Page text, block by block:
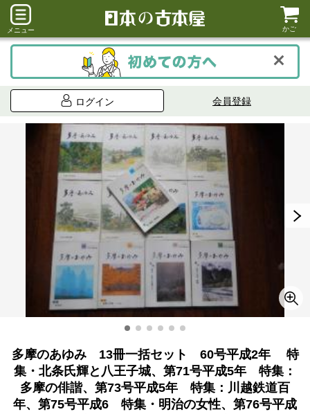
メニュー かご
ログイン 会員登録
多摩のあゆみ 13冊一括セット 60号平成2年 特
集・北条氏輝と八王子城、第71号平成5年 特集：
多摩の俳諧、第73号平成5年 特集：川越鉄道百
年、第75号平成6 特集・明治の女性、第76号平成